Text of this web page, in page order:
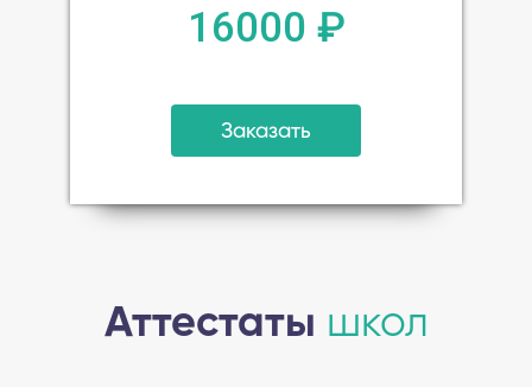
16000 ₽
Заказать
Аттестаты школ